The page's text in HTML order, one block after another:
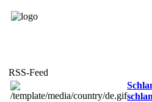
RSS-Feed